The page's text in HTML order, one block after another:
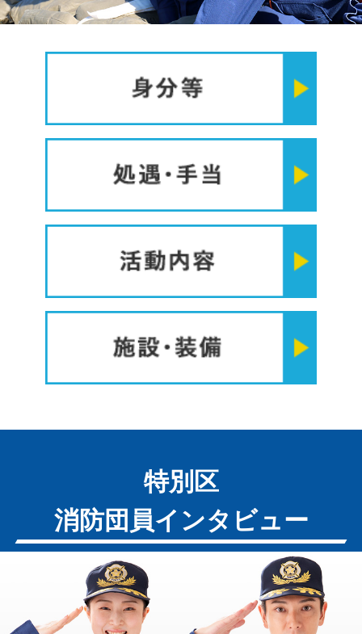
特別区
消防団員インタビュー